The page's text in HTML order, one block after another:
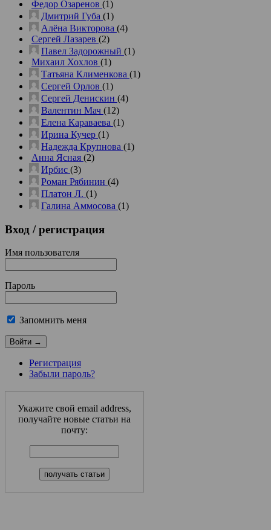
Федор Озаренов (1)
Дмитрий Губа (1)
Алёна Викторова (4)
Сергей Лазарев (2)
Павел Задорожный (1)
Михаил Хохлов (1)
Татьяна Клименкова (1)
Сергей Орлов (1)
Сергей Денискин (4)
Валентин Мач (12)
Елена Караваева (1)
Ирина Кучер (1)
Надежда Крупнова (1)
Анна Ясная (2)
Ирбис (3)
Роман Рябинин (4)
Платон Л. (1)
Галина Аммосова (1)
Вход / регистрация
Имя пользователя
Пароль
Запомнить меня
Регистрация
Забыли пароль?
Укажите свой email address,
получайте новые статьи на
почту: